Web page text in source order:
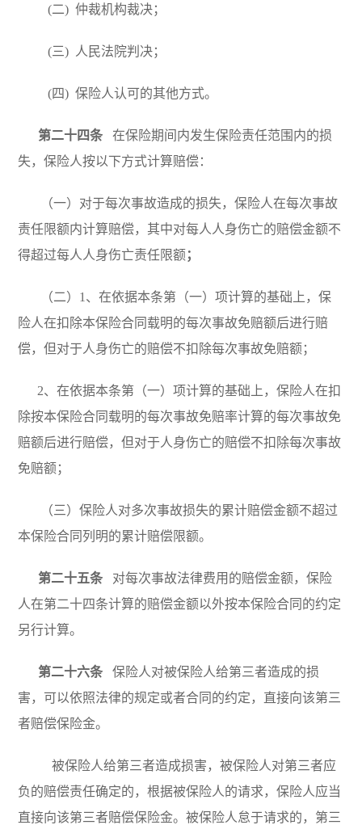
(二) 仲裁机构裁决；
(三) 人民法院判决；
(四) 保险人认可的其他方式。
第二十四条
在保险期间内发生保险责任范围内的损
失，保险人按以下方式计算赔偿：
（一）对于每次事故造成的损失，保险人在每次事故
责任限额内计算赔偿，其中对每人人身伤亡的赔偿金额不
得超过每人人身伤亡责任限额 ；
（二）1、在依据本条第（一）项计算的基础上，保
险人在扣除本保险合同载明的每次事故免赔额后进行赔
偿，但对于人身伤亡的赔偿不扣除每次事故免赔额；
2、在依据本条第（一）项计算的基础上，保险人在扣
除按本保险合同载明的每次事故免赔率计算的每次事故免
赔额后进行赔偿，但对于人身伤亡的赔偿不扣除每次事故
免赔额；
（三）保险人对多次事故损失的累计赔偿金额不超过
本保险合同列明的累计赔偿限额。
第二十五条
对每次事故法律费用的赔偿金额，保险
人在第二十四条计算的赔偿金额以外按本保险合同的约定
另行计算。
第二十六条
保险人对被保险人给第三者造成的损
害，可以依照法律的规定或者合同的约定，直接向该第三
者赔偿保险金。
被保险人给第三者造成损害，被保险人对第三者应
负的赔偿责任确定的，根据被保险人的请求，保险人应当
直接向该第三者赔偿保险金。被保险人怠于请求的，第三